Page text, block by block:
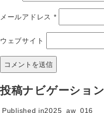
メールアドレス *
ウェブサイト
投稿ナビゲーション
Published in2025_aw_016